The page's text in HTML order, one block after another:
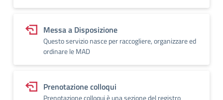
Messa a Disposizione
Questo servizio nasce per raccogliere, organizzare ed
ordinare le MAD
Prenotazione colloqui
Prenotazione colloqui è una sezione del registro